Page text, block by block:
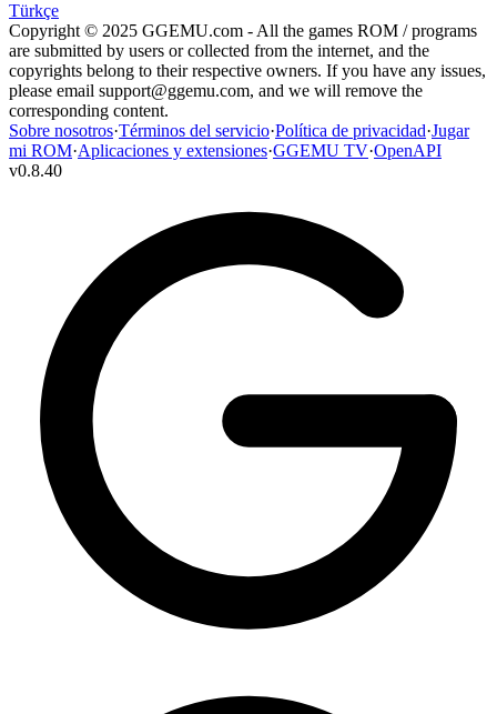
Türkçe
Copyright © 2025 GGEMU.com - All the games ROM / programs
are submitted by users or collected from the internet, and the
copyrights belong to their respective owners. If you have any issues,
please email support@ggemu.com, and we will remove the
corresponding content.
Sobre nosotros·Términos del servicio·Política de privacidad·Jugar
mi ROM·Aplicaciones y extensiones·GGEMU TV·OpenAPI
v0.8.40